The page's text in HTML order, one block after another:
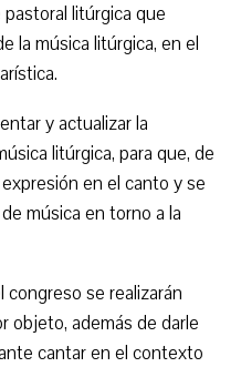
litúrgica que
la música litúrgica, en el
y actualizar la
litúrgica, para que, de
en el canto y se
música en torno a la
se realizarán
objeto, además de darle
cantar en el contexto